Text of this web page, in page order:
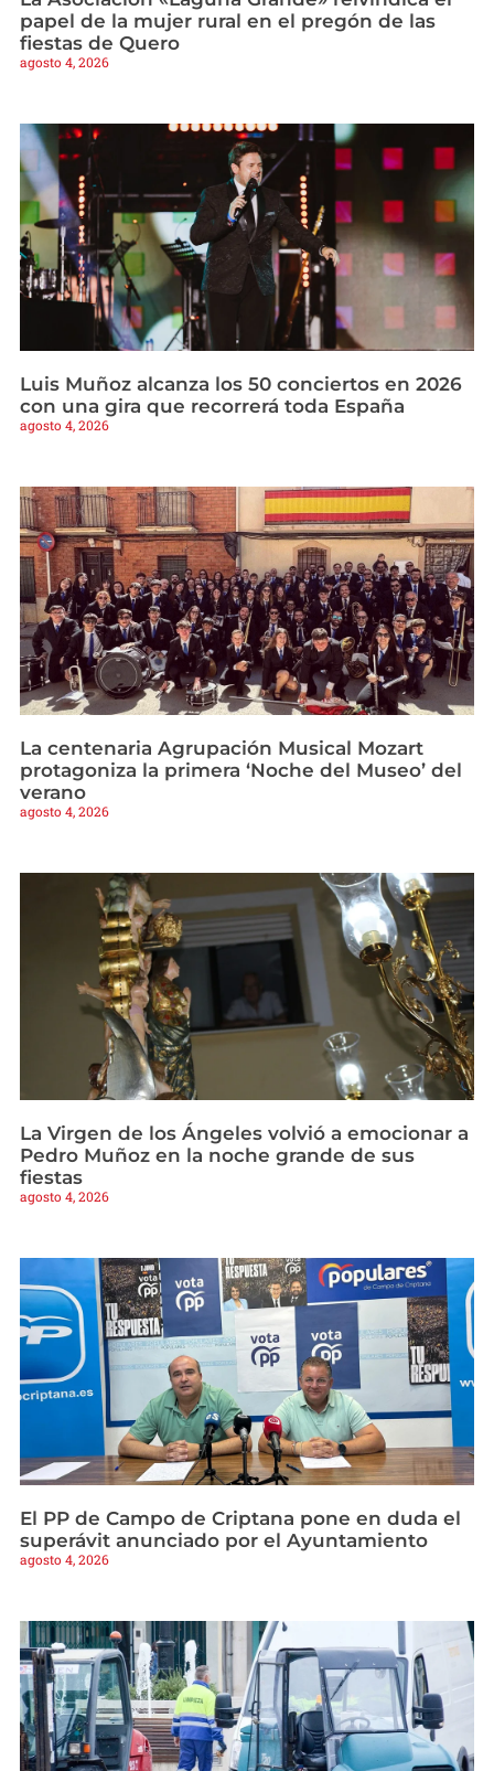
papel de la mujer rural en el pregón de las
fiestas de Quero
agosto 4, 2026
Luis Muñoz alcanza los 50 conciertos en 2026
con una gira que recorrerá toda España
agosto 4, 2026
La centenaria Agrupación Musical Mozart
protagoniza la primera ‘Noche del Museo’ del
verano
agosto 4, 2026
La Virgen de los Ángeles volvió a emocionar a
Pedro Muñoz en la noche grande de sus
fiestas
agosto 4, 2026
El PP de Campo de Criptana pone en duda el
superávit anunciado por el Ayuntamiento
agosto 4, 2026